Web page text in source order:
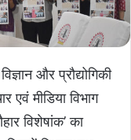
और प्रौद्योगिकी
एवं मीडिया विभाग
विशेषांक’ का